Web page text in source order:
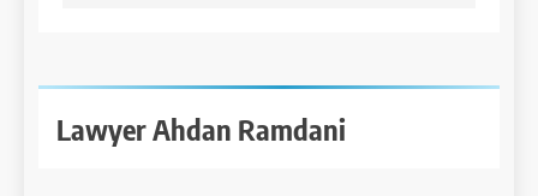
Lawyer Ahdan Ramdani